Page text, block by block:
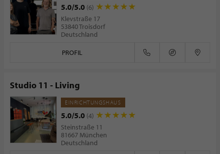
5.0/5.0 (6)
Klevstraße 17
53840 Troisdorf
Deutschland
PROFIL
Studio 11 - Living
EINRICHTUNGSHAUS
5.0/5.0 (4)
Steinstraße 11
81667 München
Deutschland